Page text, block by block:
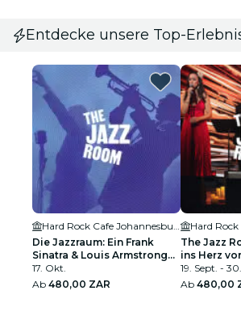
Entdecke unsere Top-
Hard Rock Cafe Johannesburg
Die Jazzraum: Ein Frank
Sinatra & Louis Armstrong
Tribut
17. Okt.
Ab 480,00 ZAR
The Jazz
ins Herz
19. Sept. -
Ab 480,00